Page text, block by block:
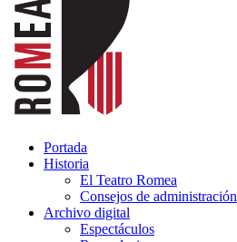
Portada
Historia
El Teatro Romea
Consejos de administración
Archivo digital
Espectáculos